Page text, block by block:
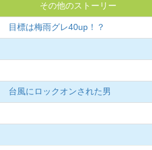
その他のストーリー
目標は梅雨グレ40up！？
台風にロックオンされた男